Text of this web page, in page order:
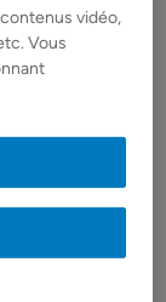
basculement
vidéo,
Vous